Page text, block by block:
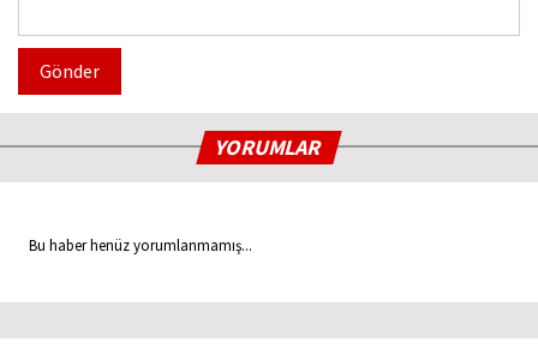
Gönder
YORUMLAR
Bu haber henüz yorumlanmamış...